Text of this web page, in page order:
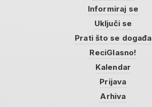
Informiraj se
Uključi se
Prati što se događa
ReciGlasno!
Kalendar
Prijava
Arhiva